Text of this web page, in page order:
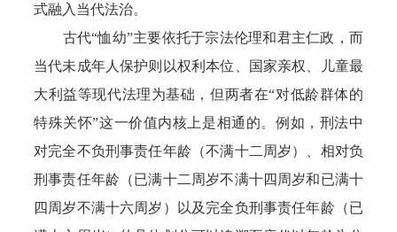
式融入当代法治。
古代“恤幼”主要依托于宗法伦理和君主仁政，而
当代未成年人保护则以权利本位、国家亲权、儿童最
大利益等现代法理为基础，但两者在“对低龄群体的
特殊关怀”这一价值内核上是相通的。例如，刑法中
对完全不负刑事责任年龄（不满十二周岁）、相对负
刑事责任年龄（已满十二周岁不满十四周岁和已满十
四周岁不满十六周岁）以及完全负刑事责任年龄（已